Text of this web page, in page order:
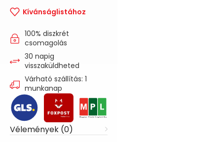
Kívánságlistához
100% diszkrét
csomagolás
30 napig
visszaküldheted
Várható szállítás: 1
munkanap
Vélemények (0)